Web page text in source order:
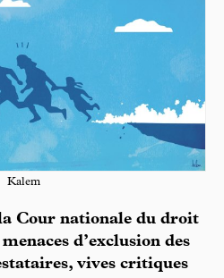
Kalem
Cour nationale du droit
d’exclusion des
vives critiques